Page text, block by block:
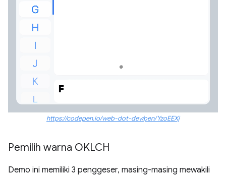
https://codepen.io/web-dot-dev/pen/YzoEEXj
Pemilih warna OKLCH
Demo ini memiliki 3 penggeser, masing-masing mewakili